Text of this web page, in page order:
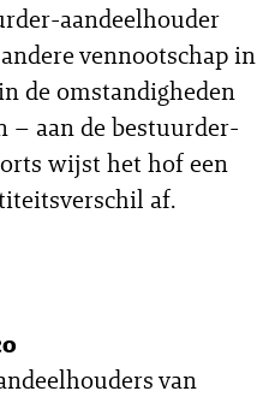
aandeelhouder
vennootschap in
de omstandigheden
– aan de bestuurder-
wijst het hof een
af.
van